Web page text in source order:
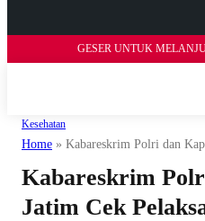
GESER UNTUK
Kesehatan
Home » Kabareskrim Polri dan
Kabareskrim
Jatim Cek